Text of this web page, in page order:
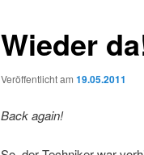
Wieder
Veröffentlicht am 19.05.2011
Back again!